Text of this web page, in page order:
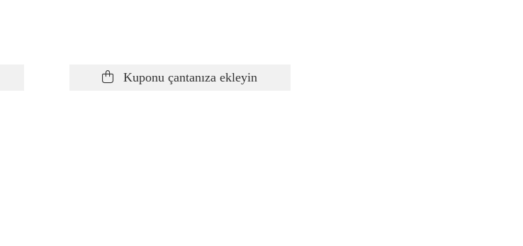
Kuponu çantanıza ekleyin